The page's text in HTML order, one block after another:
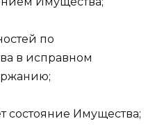
по
в исправном
состояние Имущества;